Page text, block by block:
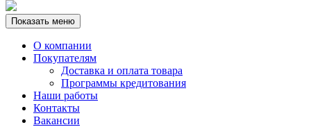
Показать меню
О компании
Покупателям
Доставка и оплата товара
Программы кредитования
Наши работы
Контакты
Вакансии